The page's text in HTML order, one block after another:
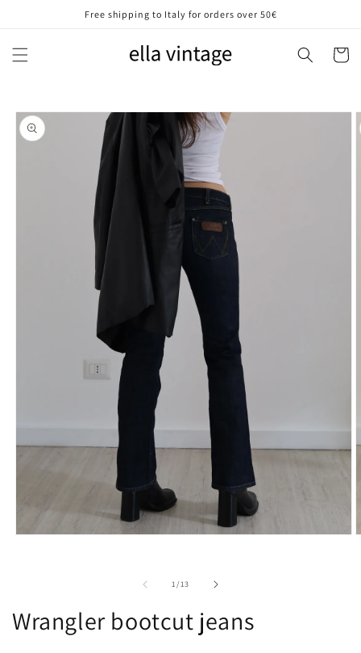
direttamenteFree shipping to Italy for orders over 50€
Carrello
Passa alle
informazioni
sul prodotto
modale
1/su
13
Wrangler bootcut jeans